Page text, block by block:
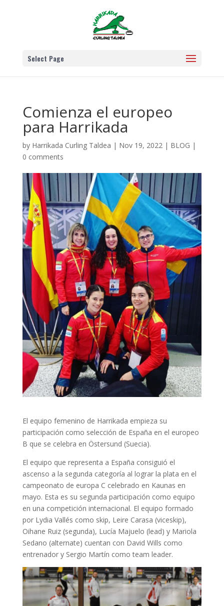
Select Page
Comienza el europeo
para Harrikada
by Harrikada Curling Taldea | Nov 19, 2022| BLOG |
0 comments
El equipo femenino de Harrikada empieza su
participación como selección de España en el europeo
B que se celebra en Östersund (Suecia).
El equipo que representa a España consiguió el
ascenso a la segunda categoría al lograr la plata en el
campeonato de europa C celebrado en Kaunas en
mayo. Esta es su segunda participación como equipo
en una competición internacional. El equipo formado
por Lydia Vallés como skip, Leire Carasa (viceskip),
Oihane Ruiz (segunda), Lucía Majuelo (lead) y Mariola
Sedano (alternate) cuentan con David Wills como
entrenador y Sergio Martín como team leader.